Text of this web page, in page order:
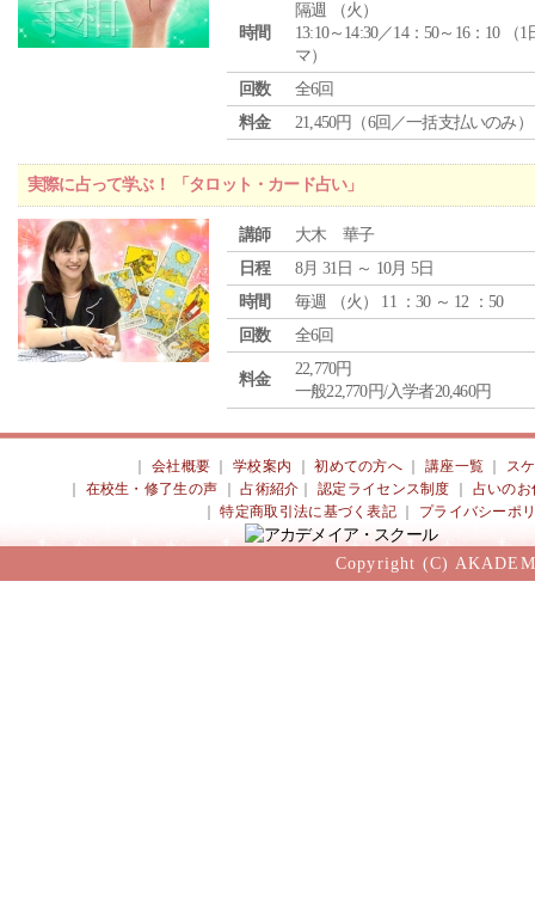
時間
隔週 （火 ）
13:10～14:30／14：50～16：10 （1
マ）
回数
全6回
料金
21,450円（6回／一括支払いのみ）
実際に占って学ぶ！ 「タロット・カード占い」
講師
大木 華子
日程
8月 31日 ～ 10月 5日
時間
毎週 （火 ） 11 ：30 ～ 12 ：50
回数
全6回
料金
22,770円
一般22,770円/入学者20,460円
会社概要 ｜学校案内 ｜初めての方へ 講座一覧
ス
在校生・修了生の声 ｜占術紹介 ｜認定ライセンス制度
占いのお
｜特定商取引法に基づく表記 プライバシーポ
Copyright (C)